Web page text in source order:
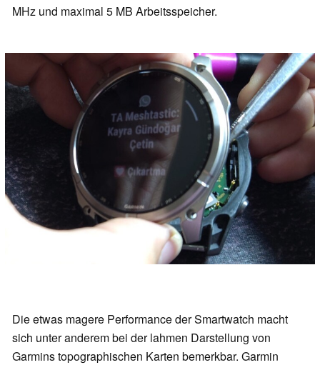
MHz und maximal 5 MB Arbeitsspeicher.
Die etwas magere Performance der Smartwatch macht
sich unter anderem bei der lahmen Darstellung von
Garmins topographischen Karten bemerkbar. Garmin